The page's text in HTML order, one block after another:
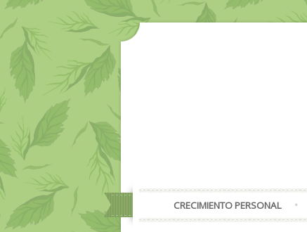
CRECIMIENTO PERSONAL